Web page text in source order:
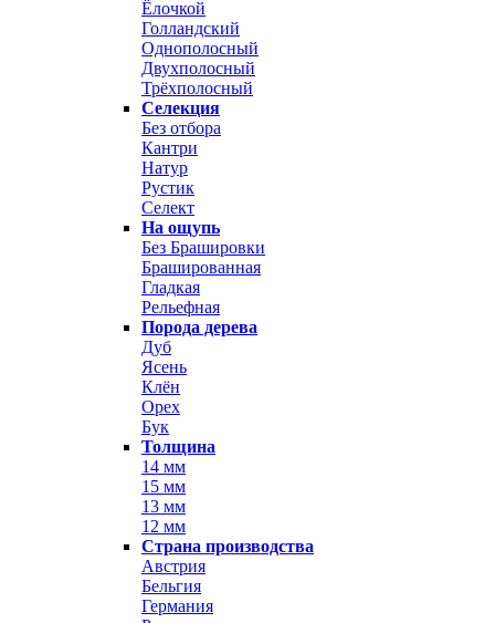
Ёлочкой
Голландский
Однополосный
Двухполосный
Трёхполосный
Селекция
Без отбора
Кантри
Натур
Рустик
Селект
На ощупь
Без Брашировки
Брашированная
Гладкая
Рельефная
Порода дерева
Дуб
Ясень
Клён
Орех
Бук
Толщина
14 мм
15 мм
13 мм
12 мм
Страна производства
Австрия
Бельгия
Германия